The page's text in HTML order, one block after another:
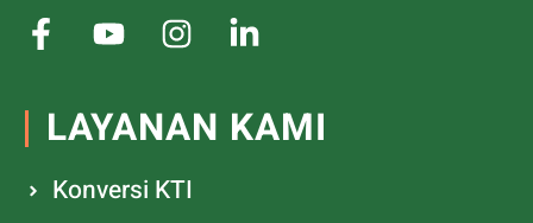
LAYANAN KAMI
Konversi KTI